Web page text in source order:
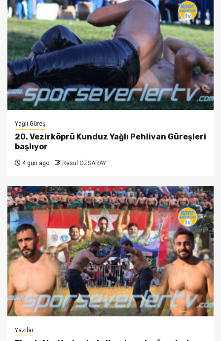
Yağlı Güreş
20. Vezirköprü Kunduz Yağlı Pehlivan Güreşleri
başlıyor
4 gün ago Resul ÖZSARAY
Yazılar